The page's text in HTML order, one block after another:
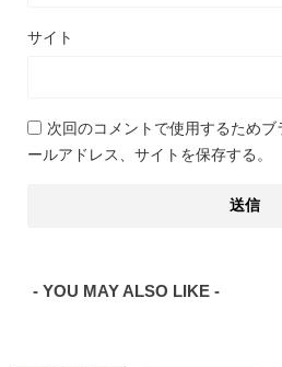
サイト
次回のコメントで使用するため
ールアドレス、サイトを保存する。
- YOU MAY ALSO LIKE -